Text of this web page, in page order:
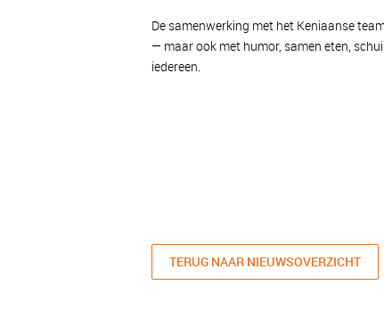
De samenwerking met het Keniaanse
— maar ook met humor, samen eten,
iedereen.
TERUG NAAR NIEUWSOVERZICHT